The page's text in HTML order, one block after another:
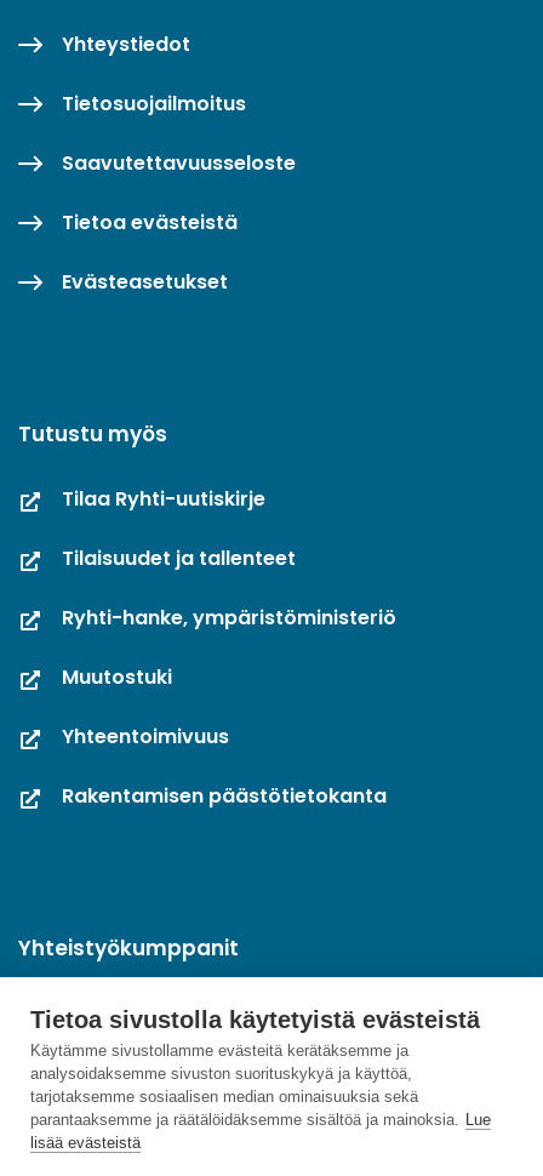
Tietoa sivustolla käytetyistä evästeistä
Käytämme sivustollamme evästeitä kerätäksemme ja
analysoidaksemme sivuston suorituskykyä ja käyttöä,
tarjotaksemme sosiaalisen median ominaisuuksia sekä
parantaaksemme ja räätälöidäksemme sisältöä ja mainoksia. Lue
lisää evästeistä
Yhteystiedot
Tietosuojailmoitus
Saavutettavuusseloste
Tietoa evästeistä
Evästeasetukset
Tutustu myös
Tilaa Ryhti-uutiskirje
Tilaisuudet ja tallenteet
Ryhti-hanke, ympäristöministeriö
Muutostuki
Yhteentoimivuus
Rakentamisen päästötietokanta
Yhteistyökumppanit